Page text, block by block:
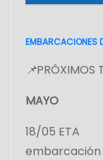
EMBARCACIONES
📌PRÓXIMOS
MAYO
18/05 ETA
embarcación